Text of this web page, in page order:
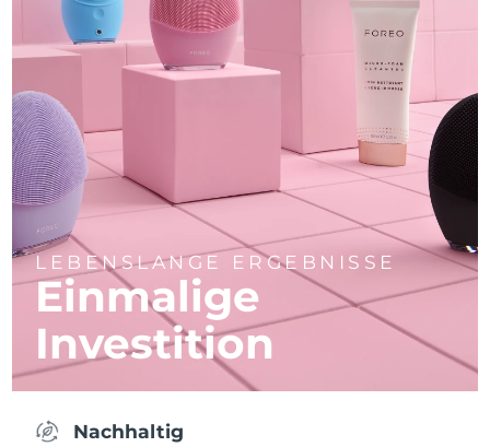
LEBENSLANGE ERGEBNISSE
Einmalige
Investition
Nachhaltig